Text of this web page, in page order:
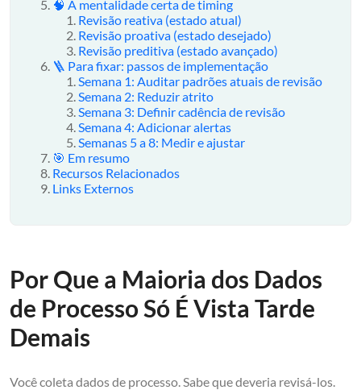
🧠 A mentalidade certa de timing
Revisão reativa (estado atual)
Revisão proativa (estado desejado)
Revisão preditiva (estado avançado)
🪜 Para fixar: passos de implementação
Semana 1: Auditar padrões atuais de revisão
Semana 2: Reduzir atrito
Semana 3: Definir cadência de revisão
Semana 4: Adicionar alertas
Semanas 5 a 8: Medir e ajustar
🎯 Em resumo
Recursos Relacionados
Links Externos
Por Que a Maioria dos Dados
de Processo Só É Vista Tarde
Demais
Você coleta dados de processo. Sabe que deveria revisá-los.